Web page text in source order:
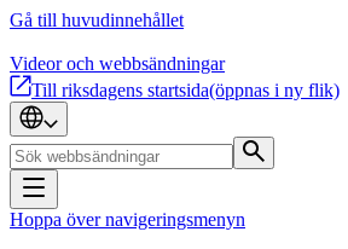
Gå till huvudinnehållet
Videor och webbsändningar
Till riksdagens startsida(öppnas i ny flik)
Hoppa över navigeringsmenyn